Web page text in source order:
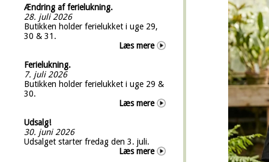
Ændring af ferielukning.
28. juli 2026
Butikken holder ferielukket i uge 29,
30 & 31.
Læs mere
Ferielukning.
7. juli 2026
Butikken holder ferielukket i uge 29 &
30.
Læs mere
Udsalg!
30. juni 2026
Udsalget starter fredag den 3. juli.
Læs mere